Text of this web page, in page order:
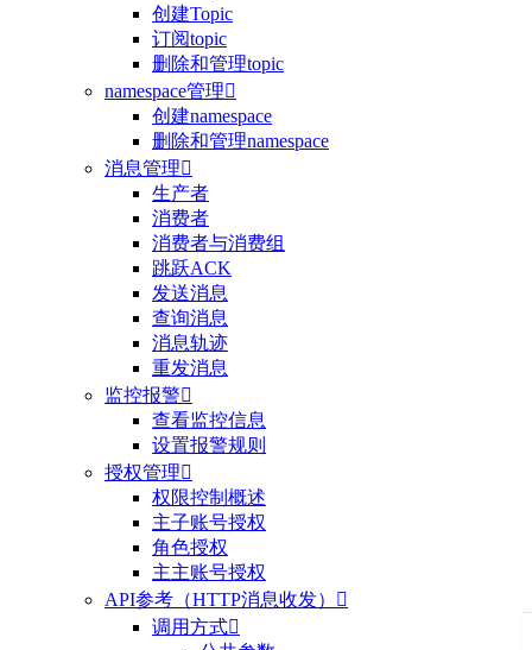
创建Topic
订阅topic
删除和管理topic
namespace管理
创建namespace
删除和管理namespace
消息管理
生产者
消费者
消费者与消费组
跳跃ACK
发送消息
查询消息
消息轨迹
重发消息
监控报警
查看监控信息
设置报警规则
授权管理
权限控制概述
主子账号授权
角色授权
主主账号授权
API参考（HTTP消息收发）

调用方式